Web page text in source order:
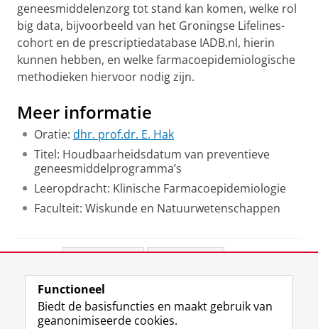
geneesmiddelenzorg tot stand kan komen, welke rol
big data, bijvoorbeeld van het Groningse Lifelines-
cohort en de prescriptiedatabase IADB.nl, hierin
kunnen hebben, en welke farmacoepidemiologische
methodieken hiervoor nodig zijn.
Meer informatie
Oratie: dhr. prof.dr. E. Hak
Titel: Houdbaarheidsdatum van preventieve
geneesmiddelprogramma’s
Leeropdracht: Klinische Farmacoepidemiologie
Faculteit: Wiskunde en Natuurwetenschappen
View this page in:English
Functioneel
Biedt de basisfuncties en maakt gebruik van
geanonimiseerde cookies.